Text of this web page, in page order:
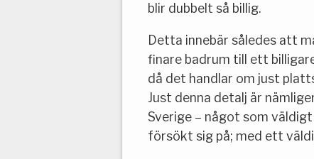
blir dubbelt så billig.
Detta innebär således att
finare badrum till ett
då det handlar om just
Just denna detalj är
Sverige – något som
försökt sig på; med ett